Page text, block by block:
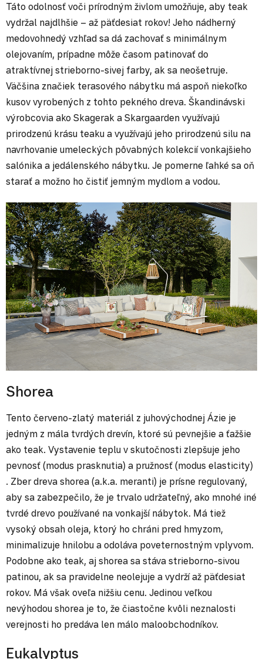
Táto odolnosť voči prírodným živlom umožňuje, aby teak
vydržal najdlhšie – až päťdesiat rokov! Jeho nádherný
medovohnedý vzhľad sa dá zachovať s minimálnym
olejovaním, prípadne môže časom patinovať do
atraktívnej strieborno-sivej farby, ak sa neošetruje.
Väčšina značiek terasového nábytku má aspoň niekoľko
kusov vyrobených z tohto pekného dreva. Škandinávski
výrobcovia ako Skagerak a Skargaarden využívajú
prirodzenú krásu teaku a využívajú jeho prirodzenú silu na
navrhovanie umeleckých pôvabných kolekcií vonkajšieho
salónika a jedálenského nábytku. Je pomerne ľahké sa oň
starať a možno ho čistiť jemným mydlom a vodou.
Shorea
Tento červeno-zlatý materiál z juhovýchodnej Ázie je
jedným z mála tvrdých drevín, ktoré sú pevnejšie a ťažšie
ako teak. Vystavenie teplu v skutočnosti zlepšuje jeho
pevnosť (modus prasknutia) a pružnosť (modus elasticity)
. Zber dreva shorea (a.k.a. meranti) je prísne regulovaný,
aby sa zabezpečilo, že je trvalo udržateľný, ako mnohé iné
tvrdé drevo používané na vonkajší nábytok. Má tiež
vysoký obsah oleja, ktorý ho chráni pred hmyzom,
minimalizuje hnilobu a odoláva poveternostným vplyvom.
Podobne ako teak, aj shorea sa stáva strieborno-sivou
patinou, ak sa pravidelne neolejuje a vydrží až päťdesiat
rokov. Má však oveľa nižšiu cenu. Jedinou veľkou
nevýhodou shorea je to, že čiastočne kvôli neznalosti
verejnosti ho predáva len málo maloobchodníkov.
Eukalyptus